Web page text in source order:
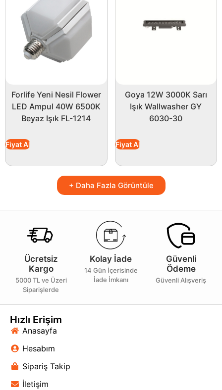
Forlife Yeni Nesil Flower
LED Ampul 40W 6500K
Beyaz Işık FL-1214
Fiyat Al
Goya 12W 3000K Sarı
Işık Wallwasher GY
6030-30
Fiyat Al
+ Daha Fazla Görüntüle
Ücretsiz
Kargo
5000 TL ve Üzeri
Siparişlerde
Kolay İade
14 Gün İçerisinde
İade İmkanı
Güvenli
Ödeme
Güvenli Alışveriş
Hızlı Erişim
Anasayfa
Hesabım
Sipariş Takip
İletişim